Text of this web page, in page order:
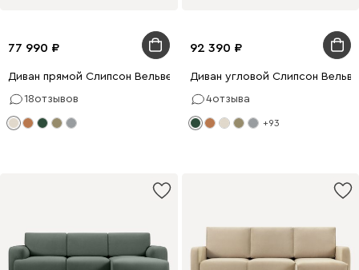
77 990
Диван прямой Слипсон Вельвет Молочный
18отзывов
92 390
Диван угловой Слипсон
4отзыва
+93